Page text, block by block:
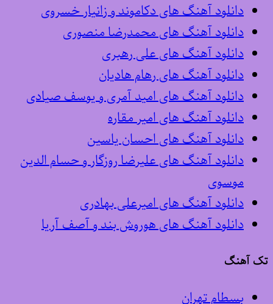
دانلود آهنگ های دکاموند و زانیار خسروی
دانلود آهنگ های محمدرضا منصوری
دانلود آهنگ های علی رهبری
دانلود آهنگ های رهام هادیان
دانلود آهنگ های امید آمری و یوسف صیادی
دانلود آهنگ های امیر مقاره
دانلود آهنگ های احسان یاسین
دانلود آهنگ های علیرضا روزگار و حسام الدین
موسوی
دانلود آهنگ های امیرعلی بهادری
دانلود آهنگ های هوروش بند و آصف آریا
تک آهنگ
بسطام تهران